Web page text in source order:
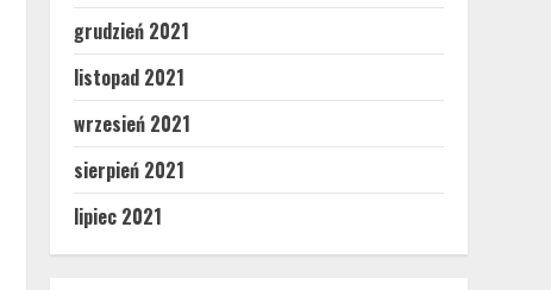
grudzień 2021
listopad 2021
wrzesień 2021
sierpień 2021
lipiec 2021